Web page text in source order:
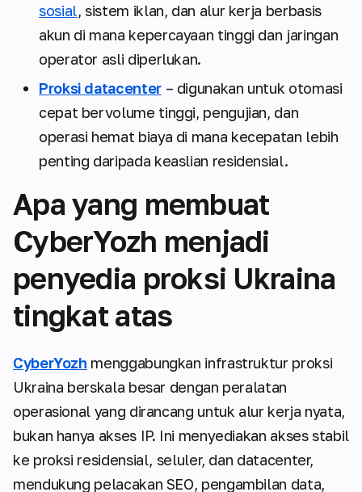
sosial, sistem iklan, dan alur kerja berbasis
akun di mana kepercayaan tinggi dan jaringan
operator asli diperlukan.
Proksi datacenter– digunakan untuk otomasi
cepat bervolume tinggi, pengujian, dan
operasi hemat biaya di mana kecepatan lebih
penting daripada keaslian residensial.
Apa yang membuat
CyberYozh menjadi
penyedia proksi Ukraina
tingkat atas
CyberYozh menggabungkan infrastruktur proksi
Ukraina berskala besar dengan peralatan
operasional yang dirancang untuk alur kerja nyata,
bukan hanya akses IP. Ini menyediakan akses stabil
ke proksi residensial, seluler, dan datacenter,
mendukung pelacakan SEO, pengambilan data,